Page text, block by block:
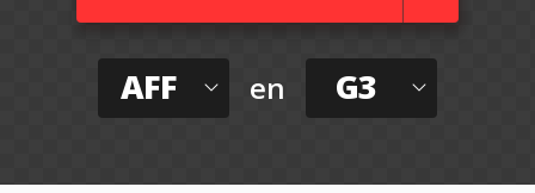
AFF en G3